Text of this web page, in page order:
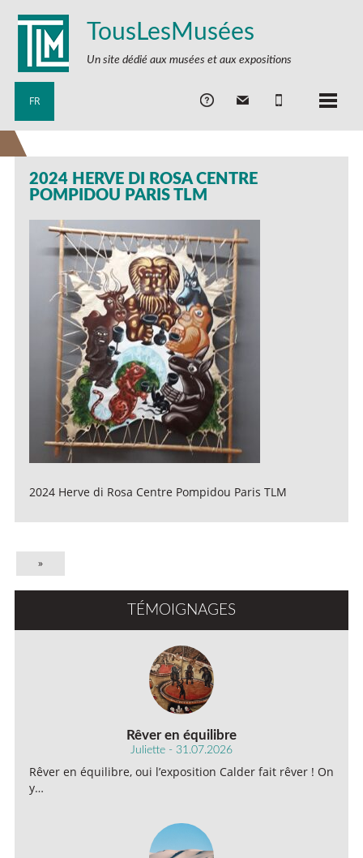
TousLesMusées
Un site dédié aux musées et aux expositions
FR
2024 HERVE DI ROSA CENTRE
POMPIDOU PARIS TLM
2024 Herve di Rosa Centre Pompidou Paris TLM
»
TÉMOIGNAGES
Rêver en équilibre
Juliette - 31.07.2026
Rêver en équilibre, oui l’exposition Calder fait rêver ! On
y…